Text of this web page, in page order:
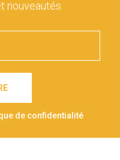
nouveautés
de confidentialité